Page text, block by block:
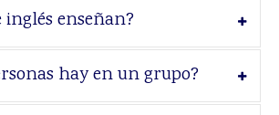
inglés enseñan?
hay en un grupo?